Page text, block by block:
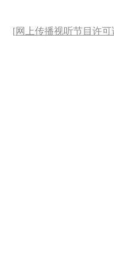
[网上传播视听节目许可